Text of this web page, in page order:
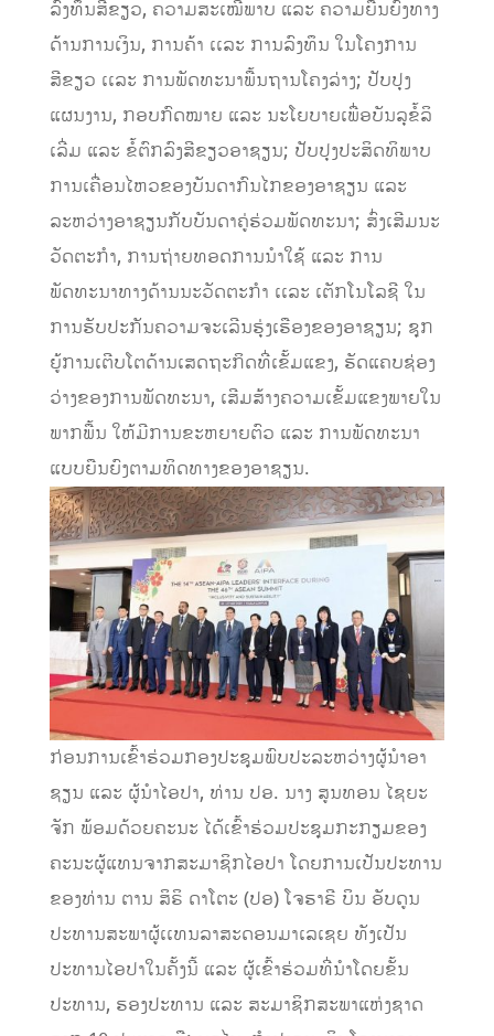
ລົງທຶນສີຂຽວ, ຄວາມສະເໝີພາບ ແລະ ຄວາມຍືນຍົງທາງ
ດ້ານການເງິນ, ການຄ້າ ເເລະ ການລົງທຶນ ໃນໂຄງການ
ສີຂຽວ ເເລະ ການພັດທະນາພື້ນຖານໂຄງລ່າງ; ປັບປຸງ
ແຜນງານ, ກອບກົດໝາຍ ​ແລະ ນະ​ໂຍບາຍ​ເພື່ອ​ບັນລຸ​ຂໍ້​ລິ​
ເລີ່​ມ ​ແລະ ຂໍ້​ຕົກລົງ​ສີຂຽວ​ອາ​ຊຽນ; ປັບປຸງ​ປະສິດທິພາບ​
ການ​ເຄື່ອນ​ໄຫວ​ຂອງ​ບັນດາ​ກົນ​ໄກ​ຂອງ​ອາ​ຊຽນ ​ແລະ
ລະຫວ່າງ​ອາ​ຊຽນກັບ​ບັນດາ​ຄູ່​ຮ່ວມ​ພັດທະນາ; ສົ່ງເສີມນະ
ວັດຕະກໍາ, ການຖ່າຍທອດການນຳໃຊ້ ແລະ ການ
ພັດທະນາທາງດ້ານນະວັດຕະກໍາ ເເລະ ເຕັກໂນໂລຊີ ໃນ
ການຮັບປະກັນຄວາມຈະເລີນຮຸ່ງເຮືອງຂອງອາຊຽນ; ຊຸກ​
ຍູ້​ການ​ເຕີບ​ໂຕ​ດ້ານ​ເສດ​ຖະ​ກິດ​ທີ່​ເຂັ້ມ​ແຂງ, ຮັດ​ແຄບ​ຊ່ອງ​
ວ່າງຂອງ​ການ​ພັດທະນາ, ເສີມສ້າງຄວາມ​ເຂັ້ມແຂງພາຍໃນ
ພາກ​ພື້ນ ໃຫ້ມີການຂະຫຍາຍຕົວ ​ແລະ ການ​ພັດທະນາ​
ແບບ​ຍືນ​ຍົງຕາມທິດທາງຂອງອາຊຽນ.
ກ່ອນການເຂົ້າຮ່ວມກອງປະຊຸມພົບປະລະຫວ່າງຜູ້ນໍາອາ
ຊຽນ ແລະ ຜູ້ນໍາໄອປາ, ທ່ານ ປອ. ນາງ ສູນທອນ ໄຊຍະ
ຈັກ ພ້ອມດ້ວຍຄະນະ ໄດ້ເຂົ້າຮ່ວມປະຊຸມກະກຽມຂອງ
ຄະນະຜູ້ແທນຈາກສະມາຊິກໄອປາ ໂດຍການເປັນປະທານ
ຂອງທ່ານ ຕານ ສິຣິ ດາໂຕະ (ປອ) ໂຈຮາຣີ ບິນ ອັບດູນ
ປະທານສະພາຜູ້ເເທນລາສະດອນມາເລເຊຍ ທັງເປັນ
ປະທານໄອປາໃນຄັ້ງນີ້ ແລະ ຜູ້ເຂົ້າຮ່ວມທີ່ນໍາໂດຍຂັ້ນ
ປະທານ, ຮອງປະທານ ແລະ ສະມາຊິກສະພາແຫ່ງຊາດ